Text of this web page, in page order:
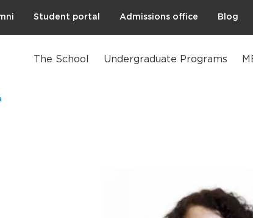
Student portal Admissions office Blog
The School Undergraduate Programs